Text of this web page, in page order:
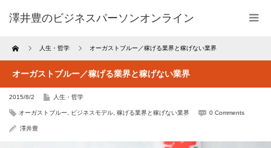
澤井豊のビジネスパーソンオンライン
Home 人生・哲学 オーガストブルー／稼げる業界と稼げない業界
オーガストブルー／稼げる業界と稼げない業界
2015/8/2 人生・哲学
オーガストブルー ビジネスモデル 稼げる業界と稼げない業界 0 Comments
澤井豊